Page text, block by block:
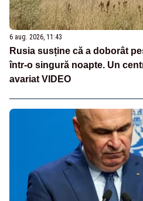
6 aug. 2026, 11:43
Rusia susține că a doborât
într-o singură noapte. Un
avariat VIDEO